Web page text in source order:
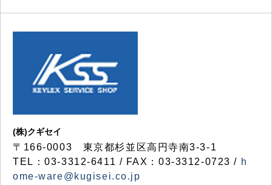
(株)クギセイ
〒166-0003 東京都杉並区高円寺南3-3-1
TEL：03-3312-6411 / FAX：03-3312-0723 / h
ome-ware@kugisei.co.jp